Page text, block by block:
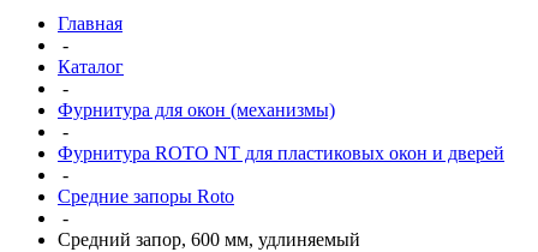
Главная
-
Каталог
-
Фурнитура для окон (механизмы)
-
Фурнитура ROTO NT для пластиковых окон и дверей
-
Средние запоры Roto
-
Средний запор, 600 мм, удлиняемый